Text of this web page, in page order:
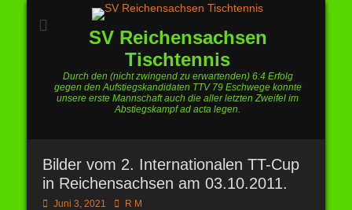
SV Reichensachsen
Tischtennis
Durch den (nicht zwingend zu erwartenden) 6:4 Erfolg
gegen den Aufstiegskandidaten TTV 79 Eschwege konnte
unsere erste Mannschaft auch die aller letzten Zweifel im
Abstiegskampf ad acta legen.
Bilder vom 2. Internationalen TT-Cup
in Reichensachsen am 03.10.2011.
Posted
Juni 3, 2021 Autor
R M